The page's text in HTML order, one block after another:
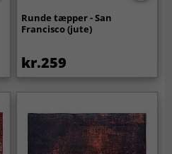
Runde tæpper - San
Francisco (jute)
kr.259